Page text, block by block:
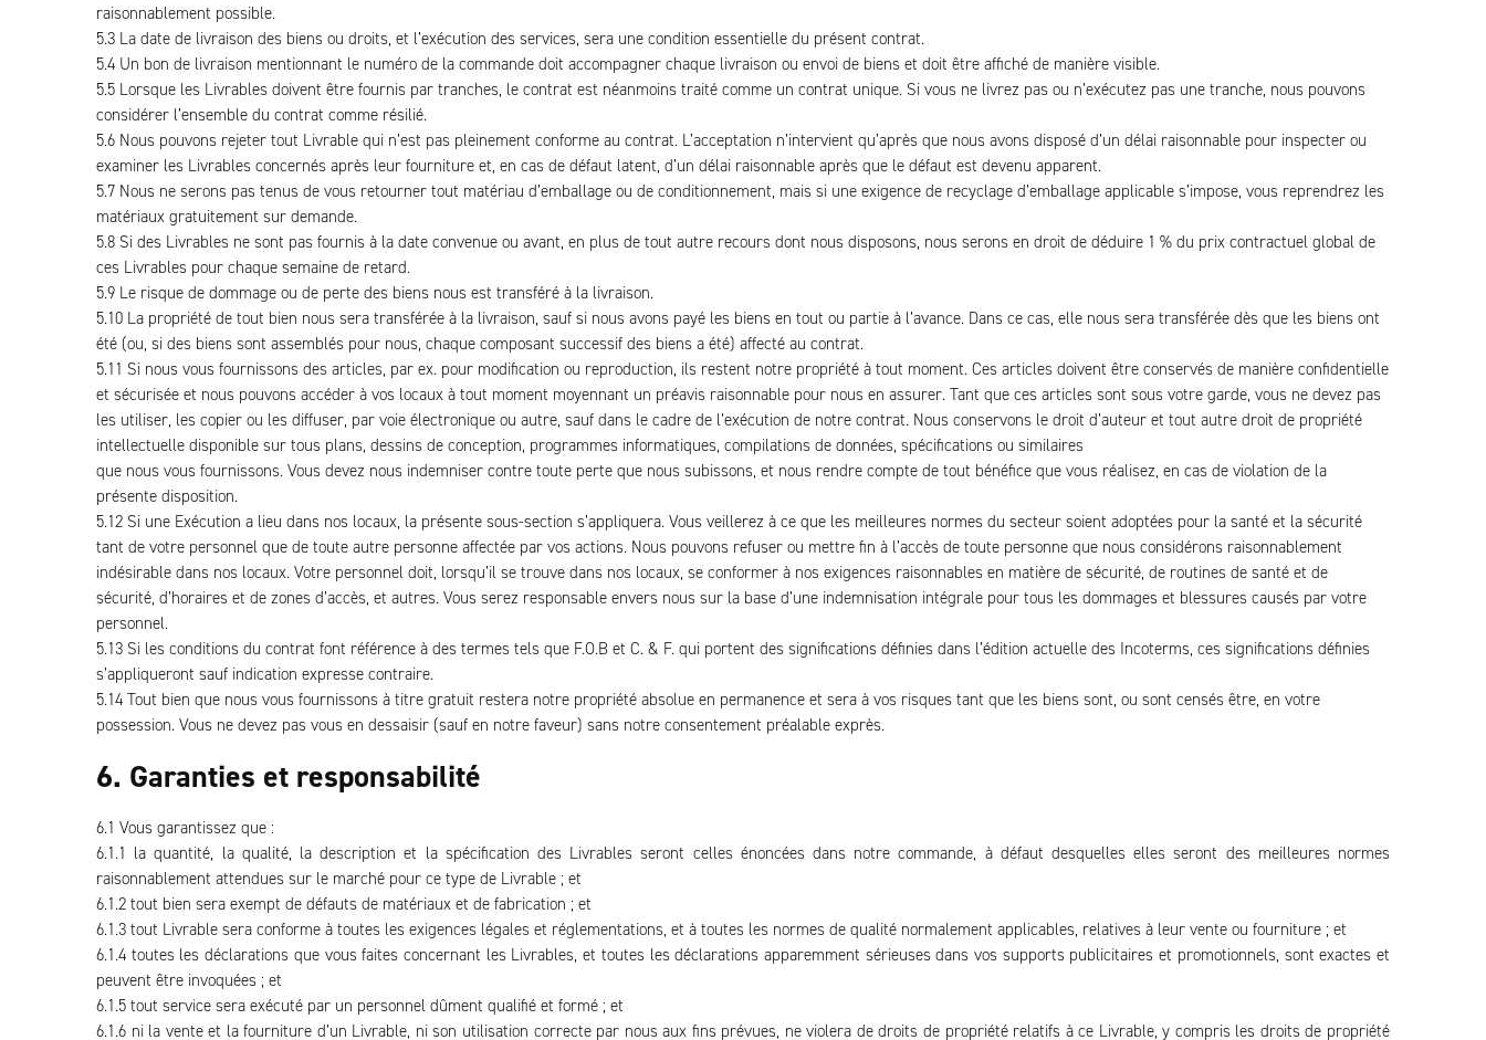
raisonnablement possible.
5.3 La date de livraison des biens ou droits, et l’exécution des services, sera une condition essentielle du présent contrat.
5.4 Un bon de livraison mentionnant le numéro de la commande doit accompagner chaque livraison ou envoi de biens et doit être affiché de manière visible.
5.5 Lorsque les Livrables doivent être fournis par tranches, le contrat est néanmoins traité comme un contrat unique. Si vous ne livrez pas ou n’exécutez pas une tranche, nous pouvons
considérer l’ensemble du contrat comme résilié.
5.6 Nous pouvons rejeter tout Livrable qui n’est pas pleinement conforme au contrat. L’acceptation n’intervient qu’après que nous avons disposé d’un délai raisonnable pour inspecter ou
examiner les Livrables concernés après leur fourniture et, en cas de défaut latent, d’un délai raisonnable après que le défaut est devenu apparent.
5.7 Nous ne serons pas tenus de vous retourner tout matériau d’emballage ou de conditionnement, mais si une exigence de recyclage d’emballage applicable s’impose, vous reprendrez les
matériaux gratuitement sur demande.
5.8 Si des Livrables ne sont pas fournis à la date convenue ou avant, en plus de tout autre recours dont nous disposons, nous serons en droit de déduire 1 % du prix contractuel global de
ces Livrables pour chaque semaine de retard.
5.9 Le risque de dommage ou de perte des biens nous est transféré à la livraison.
5.10 La propriété de tout bien nous sera transférée à la livraison, sauf si nous avons payé les biens en tout ou partie à l’avance. Dans ce cas, elle nous sera transférée dès que les biens ont
été (ou, si des biens sont assemblés pour nous, chaque composant successif des biens a été) affecté au contrat.
5.11 Si nous vous fournissons des articles, par ex. pour modification ou reproduction, ils restent notre propriété à tout moment. Ces articles doivent être conservés de manière confidentielle
et sécurisée et nous pouvons accéder à vos locaux à tout moment moyennant un préavis raisonnable pour nous en assurer. Tant que ces articles sont sous votre garde, vous ne devez pas
les utiliser, les copier ou les diffuser, par voie électronique ou autre, sauf dans le cadre de l’exécution de notre contrat. Nous conservons le droit d’auteur et tout autre droit de propriété
intellectuelle disponible sur tous plans, dessins de conception, programmes informatiques, compilations de données, spécifications ou similaires
que nous vous fournissons. Vous devez nous indemniser contre toute perte que nous subissons, et nous rendre compte de tout bénéfice que vous réalisez, en cas de violation de la
présente disposition.
5.12 Si une Exécution a lieu dans nos locaux, la présente sous-section s’appliquera. Vous veillerez à ce que les meilleures normes du secteur soient adoptées pour la santé et la sécurité
tant de votre personnel que de toute autre personne affectée par vos actions. Nous pouvons refuser ou mettre fin à l’accès de toute personne que nous considérons raisonnablement
indésirable dans nos locaux. Votre personnel doit, lorsqu’il se trouve dans nos locaux, se conformer à nos exigences raisonnables en matière de sécurité, de routines de santé et de
sécurité, d’horaires et de zones d’accès, et autres. Vous serez responsable envers nous sur la base d’une indemnisation intégrale pour tous les dommages et blessures causés par votre
personnel.
5.13 Si les conditions du contrat font référence à des termes tels que F.O.B et C. & F. qui portent des significations définies dans l’édition actuelle des Incoterms, ces significations définies
s’appliqueront sauf indication expresse contraire.
5.14 Tout bien que nous vous fournissons à titre gratuit restera notre propriété absolue en permanence et sera à vos risques tant que les biens sont, ou sont censés être, en votre
possession. Vous ne devez pas vous en dessaisir (sauf en notre faveur) sans notre consentement préalable exprès.
6. Garanties et responsabilité
6.1 Vous garantissez que :
6.1.1 la quantité, la qualité, la description et la spécification des Livrables seront celles énoncées dans notre commande, à défaut desquelles elles seront des meilleures normes
raisonnablement attendues sur le marché pour ce type de Livrable ; et
6.1.2 tout bien sera exempt de défauts de matériaux et de fabrication ; et
6.1.3 tout Livrable sera conforme à toutes les exigences légales et réglementations, et à toutes les normes de qualité normalement applicables, relatives à leur vente ou fourniture ; et
6.1.4 toutes les déclarations que vous faites concernant les Livrables, et toutes les déclarations apparemment sérieuses dans vos supports publicitaires et promotionnels, sont exactes et
peuvent être invoquées ; et
6.1.5 tout service sera exécuté par un personnel dûment qualifié et formé ; et
6.1.6 ni la vente et la fourniture d’un Livrable, ni son utilisation correcte par nous aux fins prévues, ne violera de droits de propriété relatifs à ce Livrable, y compris les droits de propriété